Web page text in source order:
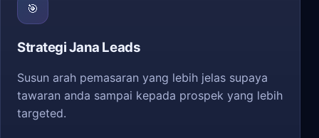
🎯
Strategi Jana Leads
Susun arah pemasaran yang lebih jelas supaya
tawaran anda sampai kepada prospek yang lebih
targeted.